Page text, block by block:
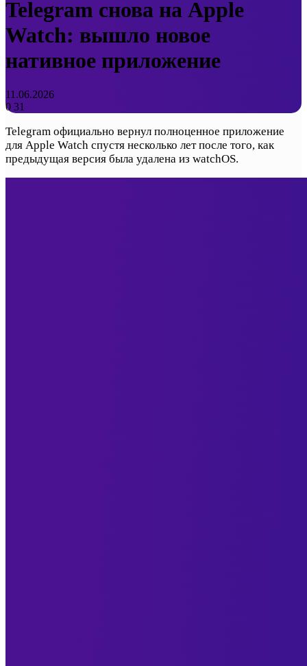
Telegram снова на Apple
Watch: вышло новое
нативное приложение
11.06.2026
0 31
Telegram официально вернул полноценное приложение
для Apple Watch спустя несколько лет после того, как
предыдущая версия была удалена из watchOS.